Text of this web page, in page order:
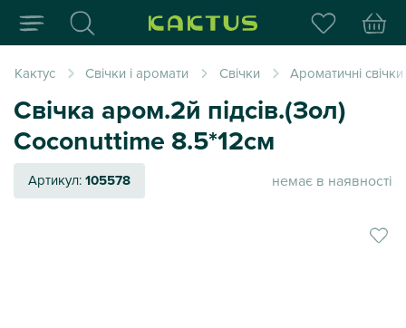
Інтернет-магазин
Кактус Свічки і аромати Свічки Ароматичні свічки
Свічка аром.2й підсів.(Зол)
Coconuttime 8.5*12см
Артикул:105578 немає в наявності